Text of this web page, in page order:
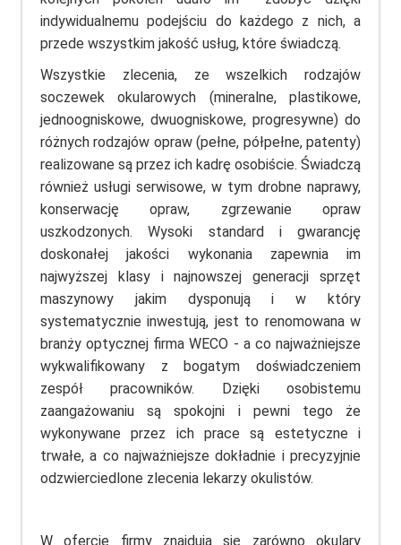
indywidualnemu podejściu do każdego z nich, a
przede wszystkim jakość usług, które świadczą.
Wszystkie zlecenia, ze wszelkich rodzajów
soczewek okularowych (mineralne, plastikowe,
jednoogniskowe, dwuogniskowe, progresywne) do
różnych rodzajów opraw (pełne, półpełne, patenty)
realizowane są przez ich kadrę osobiście. Świadczą
również usługi serwisowe, w tym drobne naprawy,
konserwację opraw, zgrzewanie opraw
uszkodzonych. Wysoki standard i gwarancję
doskonałej jakości wykonania zapewnia im
najwyższej klasy i najnowszej generacji sprzęt
maszynowy jakim dysponują i w który
systematycznie inwestują, jest to renomowana w
branży optycznej firma WECO - a co najważniejsze
wykwalifikowany z bogatym doświadczeniem
zespół pracowników. Dzięki osobistemu
zaangażowaniu są spokojni i pewni tego że
wykonywane przez ich prace są estetyczne i
trwałe, a co najważniejsze dokładnie i precyzyjnie
odzwierciedlone zlecenia lekarzy okulistów.
W ofercie firmy znajdują się zarówno okulary